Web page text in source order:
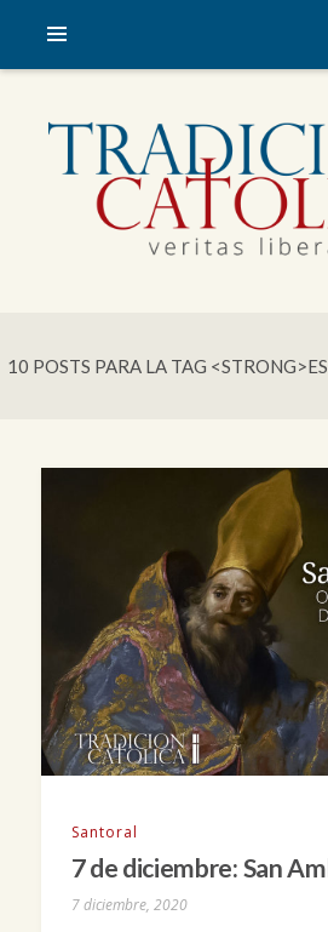
10 POSTS PARA LA TAG
Santoral
7 de diciembre: San
7 diciembre, 2020